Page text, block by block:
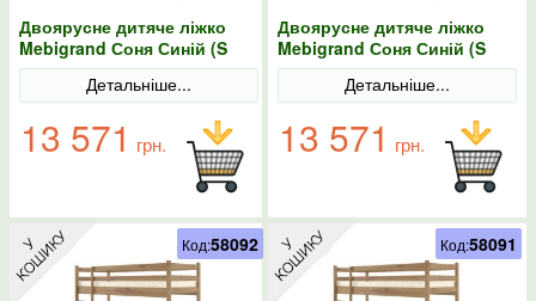
Двоярусне дитяче ліжко
Mebigrand Соня Синій (S
7010 R 90B) 70х200
Детальніше...
13 571 грн.
Двоярусне дитяче ліжко
Mebigrand Соня Синій (S
7010 R 90B) 70х190
Детальніше...
13 571 грн.
Код:58092 Код:58091